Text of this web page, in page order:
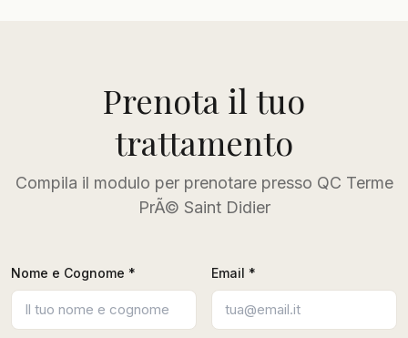
Prenota il tuo
trattamento
Compila il modulo per prenotare presso QC Terme
PrÃ© Saint Didier
Nome e Cognome * Email *